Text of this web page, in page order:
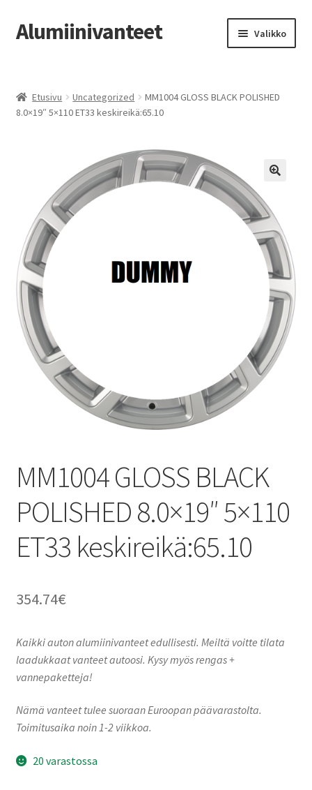
Siirry
navigointiin
Siirry
sisältöön
Alumiinivanteet Valikko
Kauppa
Tilausohjeet
Vanteiden osto-opas
Auton renkaat
Yhteystiedot
Etusivu Uncategorized
MM1004 GLOSS BLACK POLISHED
8.0×19″ 5×110 ET33 keskireikä:65.10
MM1004 GLOSS BLACK
POLISHED 8.0×19″ 5×110
ET33 keskireikä:65.10
354.74€
Kaikki auton alumiinivanteet edullisesti. Meiltä voitte tilata
laadukkaat vanteet autoosi. Kysy myös rengas +
vannepaketteja!
Nämä vanteet tulee suoraan Euroopan päävarastolta.
Toimitusaika noin 1-2 viikkoa.
20 varastossa